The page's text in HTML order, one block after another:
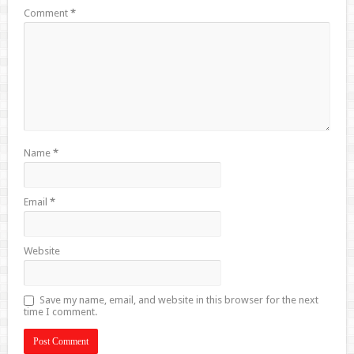
Comment *
Name *
Email *
Website
Save my name, email, and website in this browser for the next
time I comment.